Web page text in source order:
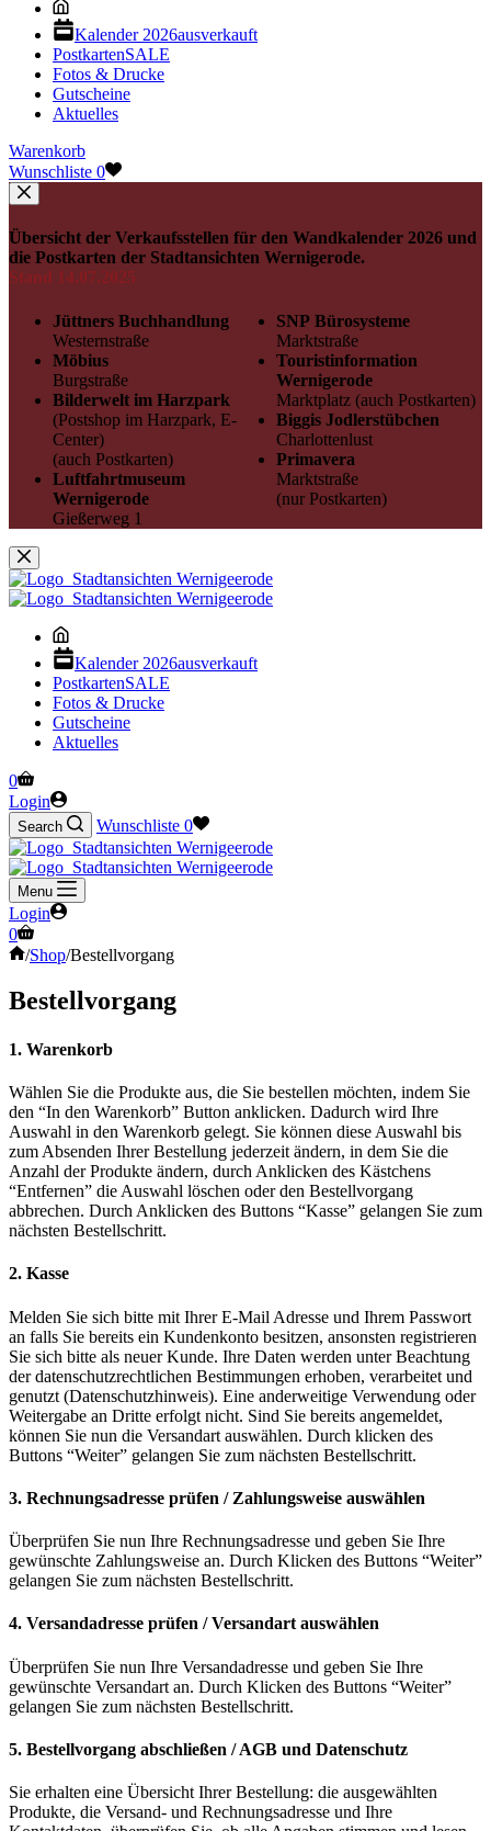
Kalender 2026ausverkauft
PostkartenSALE
Fotos & Drucke
Gutscheine
Aktuelles
Warenkorb
Wunschliste 0
Übersicht der Verkaufsstellen für den Wandkalender 2026 und
die Postkarten der Stadtansichten Wernigerode.
Stand 14.07.2025
Jüttners Buchhandlung
Westernstraße
Möbius
Burgstraße
Bilderwelt im Harzpark
(Postshop im Harzpark, E-
Center)
(auch Postkarten)
Luftfahrtmuseum
Wernigerode
Gießerweg 1
SNP Bürosysteme
Marktstraße
Touristinformation
Wernigerode
Marktplatz (auch Postkarten)
Biggis Jodlerstübchen
Charlottenlust
Primavera
Marktstraße
(nur Postkarten)
Kalender 2026ausverkauft
PostkartenSALE
Fotos & Drucke
Gutscheine
Aktuelles
Warenkorb
0
Login
Search Wunschliste 0
Menu
Login
Warenkorb
0
Start
/Shop/Bestellvorgang
Bestellvorgang
1. Warenkorb
Wählen Sie die Produkte aus, die Sie bestellen möchten, indem Sie
den “In den Warenkorb” Button anklicken. Dadurch wird Ihre
Auswahl in den Warenkorb gelegt. Sie können diese Auswahl bis
zum Absenden Ihrer Bestellung jederzeit ändern, in dem Sie die
Anzahl der Produkte ändern, durch Anklicken des Kästchens
“Entfernen” die Auswahl löschen oder den Bestellvorgang
abbrechen. Durch Anklicken des Buttons “Kasse” gelangen Sie zum
nächsten Bestellschritt.
2. Kasse
Melden Sie sich bitte mit Ihrer E-Mail Adresse und Ihrem Passwort
an falls Sie bereits ein Kundenkonto besitzen, ansonsten registrieren
Sie sich bitte als neuer Kunde. Ihre Daten werden unter Beachtung
der datenschutzrechtlichen Bestimmungen erhoben, verarbeitet und
genutzt (Datenschutzhinweis). Eine anderweitige Verwendung oder
Weitergabe an Dritte erfolgt nicht. Sind Sie bereits angemeldet,
können Sie nun die Versandart auswählen. Durch klicken des
Buttons “Weiter” gelangen Sie zum nächsten Bestellschritt.
3. Rechnungsadresse prüfen / Zahlungsweise auswählen
Überprüfen Sie nun Ihre Rechnungsadresse und geben Sie Ihre
gewünschte Zahlungsweise an. Durch Klicken des Buttons “Weiter”
gelangen Sie zum nächsten Bestellschritt.
4. Versandadresse prüfen / Versandart auswählen
Überprüfen Sie nun Ihre Versandadresse und geben Sie Ihre
gewünschte Versandart an. Durch Klicken des Buttons “Weiter”
gelangen Sie zum nächsten Bestellschritt.
5. Bestellvorgang abschließen / AGB und Datenschutz
Sie erhalten eine Übersicht Ihrer Bestellung: die ausgewählten
Produkte, die Versand- und Rechnungsadresse und Ihre